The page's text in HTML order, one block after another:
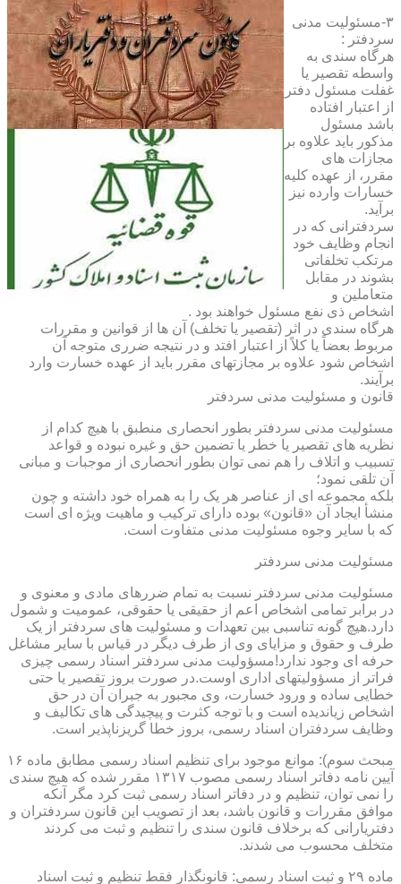
۳-مسئولیت مدنی
سردفتر :
هرگاه سندی به
واسطه تقصیر یا
غفلت مسئول دفتر
از اعتبار افتاده
باشد مسئول
مذکور باید علاوه بر
مجازات های
مقرر، از عهده کلیه
خسارات وارده نیز
برآید.
سردفترانی که در
انجام وظایف خود
مرتکب تخلفاتی
بشوند در مقابل
متعاملین و
اشخاص ذی نفع مسئول خواهند بود .
هرگاه سندی در اثر (تقصیر یا تخلف) آن ها از قوانین و مقررات
مربوط بعضاً یا کلاً از اعتبار افتد و در نتیجه ضرری متوجه آن
اشخاص شود علاوه بر مجازتهای مقرر باید از عهده خسارت وارد
برآیند.
قانون و مسئولیت مدنی سردفتر
مسئولیت مدنی سردفتر بطور انحصاری منطبق با هیچ کدام از
نظریه های تقصیر یا خطر یا تضمین حق و غیره نبوده و قواعد
تسبیب و اتلاف را هم نمی توان بطور انحصاری از موجبات و مبانی
آن تلقی نمود؛
بلکه مجموعه ای از عناصر هر یک را به همراه خود داشته و چون
منشأ ایجاد آن «قانون» بوده دارای ترکیب و ماهیت ویژه ای است
که با سایر وجوه مسئولیت مدنی متفاوت است.
مسئولیت مدنی سردفتر
مسئولیت مدنی سردفتر نسبت به تمام ضررهای مادی و معنوی و
در برابر تمامی اشخاص اعم از حقیقی یا حقوقی، عمومیت و شمول
دارد.هیچ گونه تناسبی بین تعهدات و مسئولیت های سردفتر از یک
طرف و حقوق و مزایای وی از طرف دیگر در قیاس با سایر مشاغل
حرفه ای وجود ندارد!مسؤولیت مدنی سردفتر اسناد رسمی چیزی
فراتر از مسؤولیتهای اداری اوست.در صورت بروز تقصیر یا حتی
خطایی ساده و ورود خسارت، وی مجبور به جبران آن در حق
اشخاص زیاندیده است و با توجه کثرت و پیچیدگی های تکالیف و
وظایف سردفتران اسناد رسمی، بروز خطا گریزناپذیر است.
مبحث سوم): موانع موجود برای تنظیم اسناد رسمی مطابق ماده ۱۶
آیین نامه دفاتر اسناد رسمی مصوب ۱۳۱۷ مقرر شده که هیچ سندی
را نمی توان، تنظیم و در دفاتر اسناد رسمی ثبت کرد مگر آنکه
موافق مقررات و قانون باشد، بعد از تصویب این قانون سردفتران و
دفتریارانی که برخلاف قانون سندی را تنظیم و ثبت می کردند
متخلف محسوب می شدند.
ماده ۲۹ و ثبت اسناد رسمی: قانونگذار فقط تنظیم و ثبت اسناد